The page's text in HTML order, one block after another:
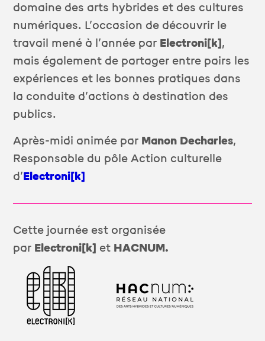
domaine des arts hybrides et des cultures
numériques. L’occasion de découvrir le
travail mené à l’année par Electroni[k],
mais également de partager entre pairs les
expériences et les bonnes pratiques dans
la conduite d’actions à destination des
publics.
Après-midi animée par Manon Decharles,
Responsable du pôle Action culturelle
d’Electroni[k]
Cette journée est organisée
par Electroni[k] et HACNUM.